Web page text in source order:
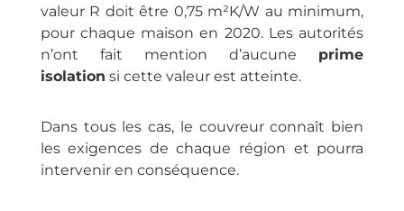
valeur R doit être 0,75 m²K/W au minimum,
pour chaque maison en 2020. Les autorités
n’ont fait mention d’aucune prime
isolation si cette valeur est atteinte.
Dans tous les cas, le couvreur connaît bien
les exigences de chaque région et pourra
intervenir en conséquence.